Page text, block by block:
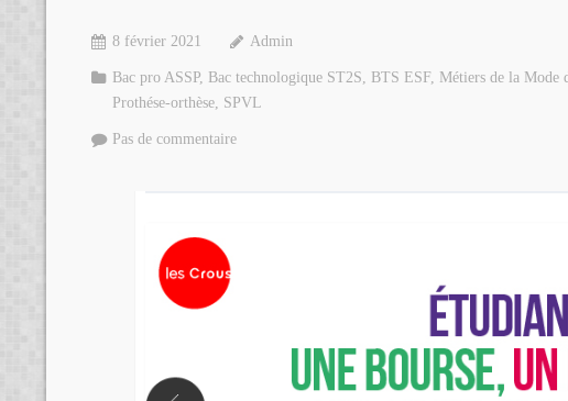
8 février 2021 Admin
Bac pro ASSP, Bac technologique ST2S BTS ESF Métiers de la Mode
Prothése-orthèse SPVL
Pas de commentaire